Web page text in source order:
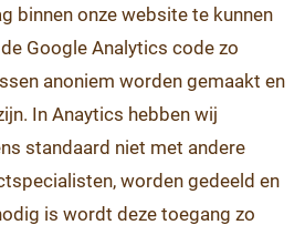
binnen onze website te kunnen
Google Analytics code zo
anoniem worden gemaakt en
In Anaytics hebben wij
standaard niet met andere
worden gedeeld en
is wordt deze toegang zo